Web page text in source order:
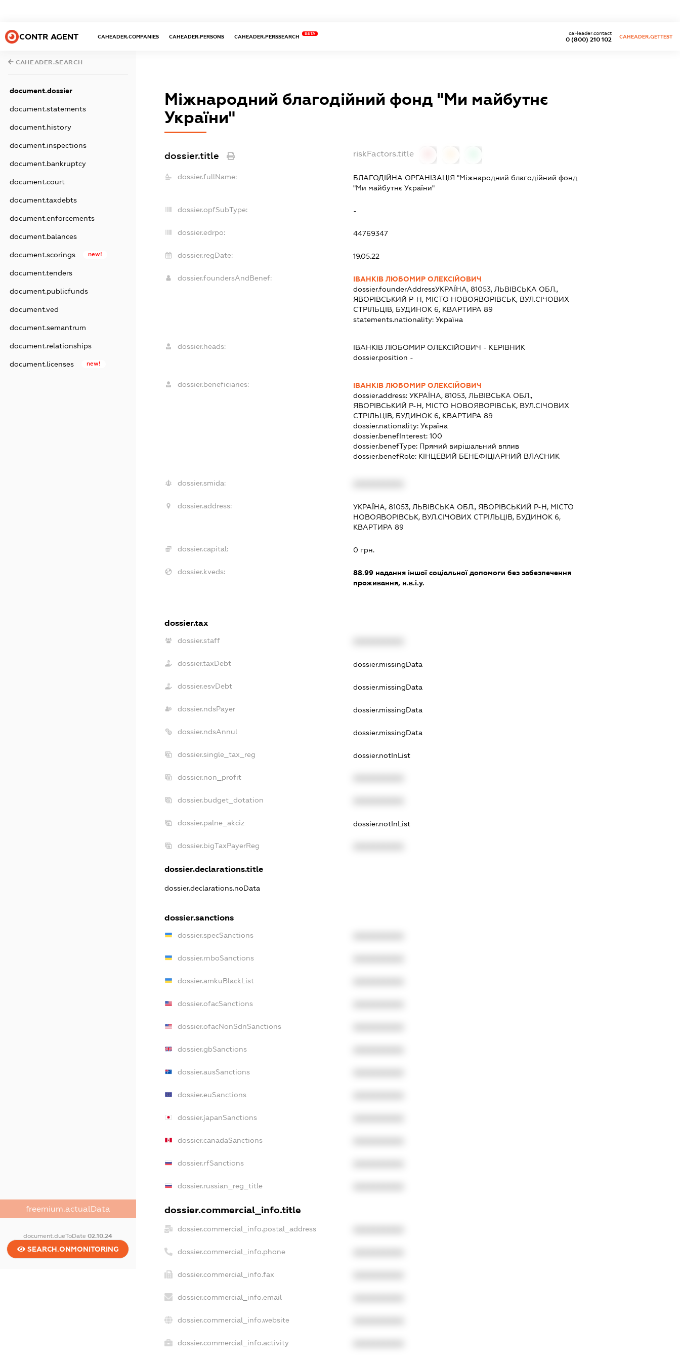
CONTR AGENT CAHEADER.COMPANIES CAHEADER.PERSONS CAHEADER.PERSSEARCH
BETA
0 (800) 210 102
caHeader.contact
CAHEADER.GETTEST
CAHEADER.SEARCH
document.dossier
document.statements
document.history
document.inspections
document.bankruptcy
document.court
document.taxdebts
document.enforcements
document.balances
document.scorings new!
document.tenders
document.publicfunds
document.ved
document.semantrum
document.relationships
document.licenses new!
freemium.actualData
document.dueToDate02.10.24
SEARCH.ONMONITORING
Міжнародний благодійний фонд "Ми майбутнє
України"
dossier.title riskFactors.title
dossier.fullName:
БЛАГОДІЙНА ОРГАНІЗАЦІЯ "Міжнародний благодійний фонд
"Ми майбутнє України"
dossier.opfSubType: -
dossier.edrpo: 44769347
dossier.regDate: 19.05.22
dossier.foundersAndBenef:
ІВАНКІВ ЛЮБОМИР ОЛЕКСІЙОВИЧ
dossier.founderAddressУКРАЇНА, 81053, ЛЬВІВСЬКА ОБЛ.,
ЯВОРІВСЬКИЙ Р-Н, МІСТО НОВОЯВОРІВСЬК, ВУЛ.СІЧОВИХ
СТРІЛЬЦІВ, БУДИНОК 6, КВАРТИРА 89
statements.nationality: Україна
dossier.heads: ІВАНКІВ ЛЮБОМИР ОЛЕКСІЙОВИЧ - КЕРІВНИК
dossier.position -
dossier.beneficiaries:
ІВАНКІВ ЛЮБОМИР ОЛЕКСІЙОВИЧ
dossier.address: УКРАЇНА, 81053, ЛЬВІВСЬКА ОБЛ.,
ЯВОРІВСЬКИЙ Р-Н, МІСТО НОВОЯВОРІВСЬК, ВУЛ.СІЧОВИХ
СТРІЛЬЦІВ, БУДИНОК 6, КВАРТИРА 89
dossier.nationality: Україна
dossier.benefInterest: 100
dossier.benefType: Прямий вирішальний вплив
dossier.benefRole: КІНЦЕВИЙ БЕНЕФІЦІАРНИЙ ВЛАСНИК
dossier.smida:
dossier.address:
УКРАЇНА, 81053, ЛЬВІВСЬКА ОБЛ., ЯВОРІВСЬКИЙ Р-Н, МІСТО
НОВОЯВОРІВСЬК, ВУЛ.СІЧОВИХ СТРІЛЬЦІВ, БУДИНОК 6,
КВАРТИРА 89
dossier.capital: 0 грн.
dossier.kveds: 88.99надання іншої соціальної допомоги без забезпечення
проживання, н.в.і.у.
dossier.tax
dossier.staff
dossier.taxDebt dossier.missingData
dossier.esvDebt dossier.missingData
dossier.ndsPayer dossier.missingData
dossier.ndsAnnul dossier.missingData
dossier.single_tax_reg dossier.notInList
dossier.non_profit
dossier.budget_dotation
dossier.palne_akciz dossier.notInList
dossier.bigTaxPayerReg
dossier.declarations.title
dossier.declarations.noData
dossier.sanctions
dossier.specSanctions
dossier.rnboSanctions
dossier.amkuBlackList
dossier.ofacSanctions
dossier.ofacNonSdnSanctions
dossier.gbSanctions
dossier.ausSanctions
dossier.euSanctions
dossier.japanSanctions
dossier.canadaSanctions
dossier.rfSanctions
dossier.russian_reg_title
dossier.commercial_info.title
dossier.commercial_info.postal_address
dossier.commercial_info.phone
dossier.commercial_info.fax
dossier.commercial_info.email
dossier.commercial_info.website
dossier.commercial_info.activity